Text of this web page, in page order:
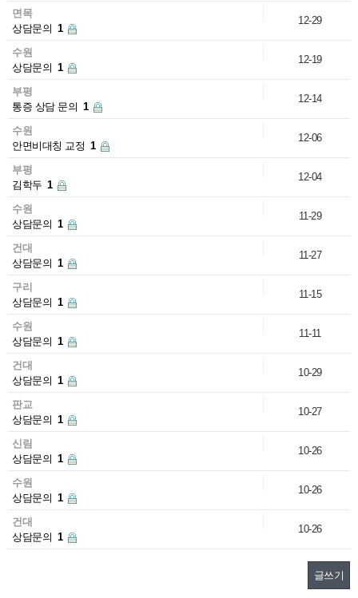
면목
상담문의 1
12-29
수원
상담문의 1
12-19
부평
통증 상담 문의 1
12-14
수원
안면비대칭 교정 1
12-06
부평
김학두 1
12-04
수원
상담문의 1
11-29
건대
상담문의 1
11-27
구리
상담문의 1
11-15
수원
상담문의 1
11-11
건대
상담문의 1
10-29
판교
상담문의 1
10-27
신림
상담문의 1
10-26
수원
상담문의 1
10-26
건대
상담문의 1
10-26
글쓰기